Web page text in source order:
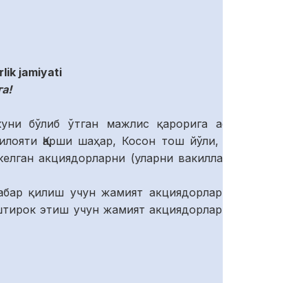
jamiyati
бўлиб ўтган мажлис қарорига асосан
Қарши шаҳар, Косон тош йўли, 16 уй
акциядорларни (уларни вакилларини)
қилиш учун жамият акциядорларининг
этиш учун жамият акциядорларининг